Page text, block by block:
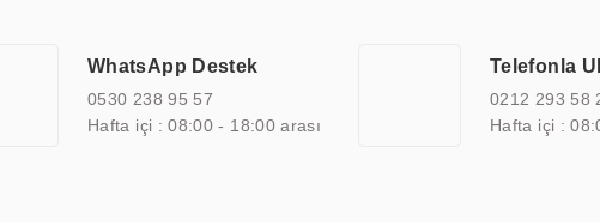
kalite belgelerine ve sertifikalara sahip olup, etik değerlere
özel çözümleri ile iş ortaklarının öne çıkmasına ve sürekli gelişimine
WhatsApp Destek
0530 238 95 57
Hafta içi : 08:00 - 18:00 arası
Telefonla
0212 293 58
Hafta içi :